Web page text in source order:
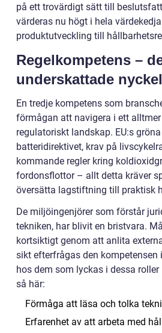
på ett trovärdigt sätt till
värderas nu högt i hela
produktutveckling till
Regelkompetens –
underskattade
En tredje kompetens som
förmågan att navigera i ett
regulatoriskt landskap. EU:s
batteridirektivet, krav på
kommande regler kring
fordonsflottor – allt detta kräver
översätta lagstiftning till praktisk
De miljöingenjörer som förstår
tekniken, har blivit en bristvara.
kortsiktigt genom att anlita
sikt efterfrågas den kompetensen
hos dem som lyckas i dessa
så här:
Förmåga att läsa och tolka
Erfarenhet av att arbeta med